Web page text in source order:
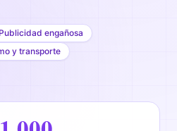
Publicidad engañosa
y transporte